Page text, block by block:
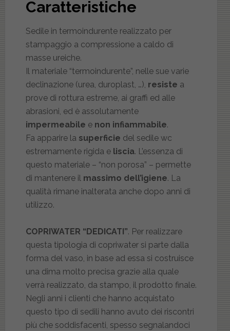
Caratteristiche
Sedile in termoindurente realizzato per
stampaggio a compressione a caldo di
masse ureiche.
Il materiale “termoindurente”, nelle sue varie
declinazione (urea, duroplast, …), resiste a
prove di rottura estreme, ai graffi ed alle
abrasioni, ed è assolutamente
impermeabile e non infiammabile.
Fa apparire la superficie del sedile wc
estremamente rigida e liscia. L’essenza di
questo materiale – “non porosa” – permette
di mantenere il massimo dell’igiene. La
qualità rimane inalterata anche dopo anni di
utilizzo.
COPRIWATER “DEDICATI”. Per realizzare
questa tipologia di copriwater si parte dalla
forma del vaso, in base ad essa si costruisce
una dima molto precisa grazie alla quale
verrà realizzato, da stampo, il prodotto finale.
Negli anni i clienti che hanno acquistato
questo tipo di sedili hanno avuto dei riscontri
più che soddisfacenti, spesso segnalandoci